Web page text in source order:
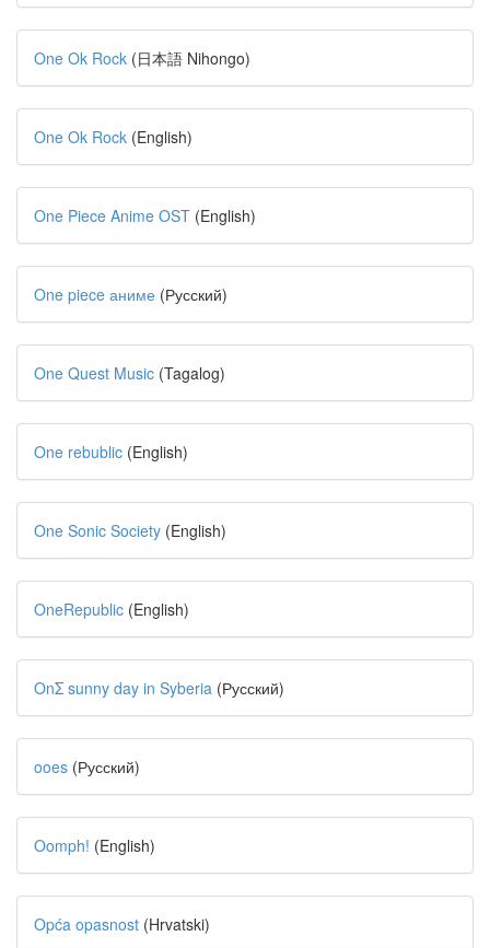
One Ok Rock (日本語 Nihongo)
One Ok Rock (English)
One Piece Anime OST (English)
One piece аниме (Русский)
One Quest Music (Tagalog)
One rebublic (English)
One Sonic Society (English)
OneRepublic (English)
OnΣ sunny day in Syberia (Русский)
ooes (Русский)
Oomph! (English)
Opća opasnost (Hrvatski)